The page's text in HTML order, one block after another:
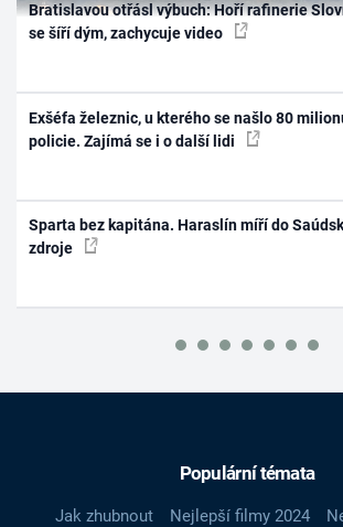
Bratislavou otřásl výbuch: Hoří rafinerie
se šíří dým, zachycuje video
Exšéfa železnic, u kterého se našlo 80
policie. Zajímá se i o další lidi
Sparta bez kapitána. Haraslín míří do
zdroje
Populární témata
Jak zhubnout Nejlepší filmy 2024